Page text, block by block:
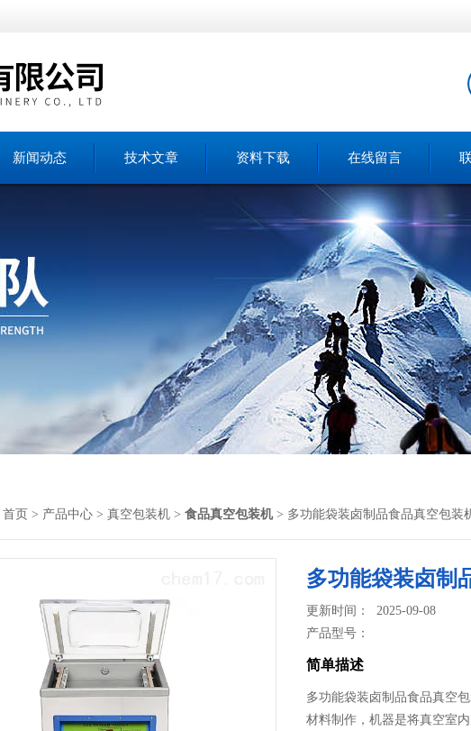
新闻动态 技术文章 资料下载 在线留言
首页 > 产品中心 > 真空包装机 > 食品真空包装机> 多功能袋装卤制品食品真空包装
多功能袋装卤制
更新时间： 2025-09-08
产品型号：
简单描述
多功能袋装卤制品食品真空
材料制作，机器是将真空室